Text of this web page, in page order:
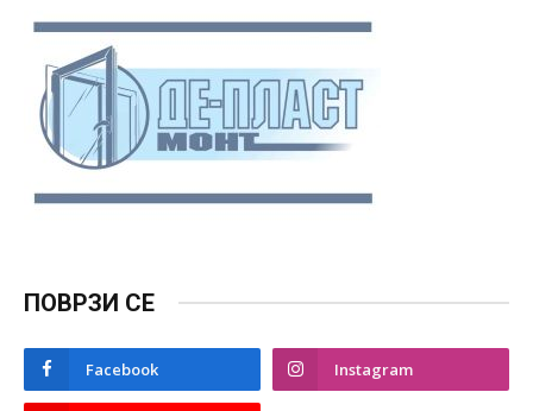
ПОВРЗИ СЕ
Facebook Instagram